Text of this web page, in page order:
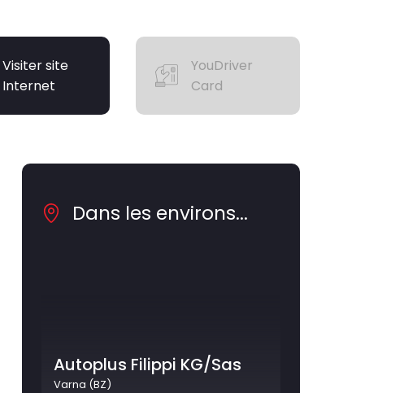
Visiter site
Internet
YouDriver
Card
Dans les environs...
Autoplus Filippi KG/Sas
Varna (BZ)